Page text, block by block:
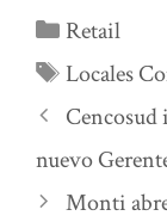
Categorías
Retail
Etiquetas
Locales
nuevo
Monti